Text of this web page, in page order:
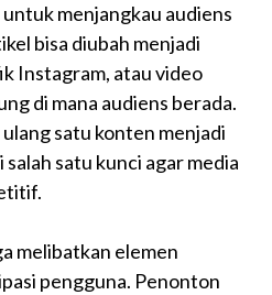
menjangkau audiens
bisa diubah menjadi
Instagram, atau video
di mana audiens berada.
satu konten menjadi
satu kunci agar media
melibatkan elemen
pengguna. Penonton